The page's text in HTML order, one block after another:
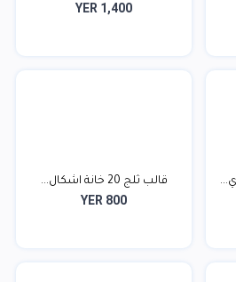
YER 1,400
قالب ثلج 20 خانة اشكال...
YER 800